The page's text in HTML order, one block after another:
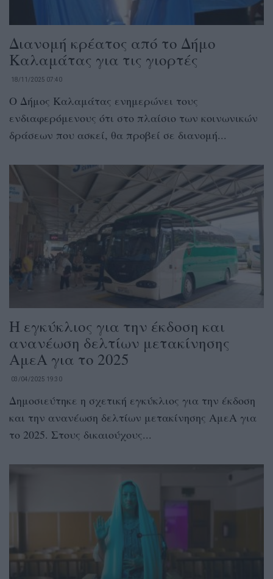
Διανομή κρέατος από το Δήμο
Καλαμάτας για τις γιορτές
18/11/2025 07:40
Ο Δήμος Καλαμάτας ενημερώνει τους
ενδιαφερόμενους ότι στο πλαίσιο των κοινωνικών
δράσεων που ασκεί, θα προβεί σε διανομή...
Η εγκύκλιος για την έκδοση και
ανανέωση δελτίων μετακίνησης
ΑμεΑ για το 2025
03/04/2025 19:30
Δημοσιεύτηκε η σχετική εγκύκλιος για την έκδοση
και την ανανέωση δελτίων μετακίνησης ΑμεΑ για
το 2025. Στους δικαιούχους...